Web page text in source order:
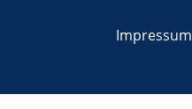
Impressum